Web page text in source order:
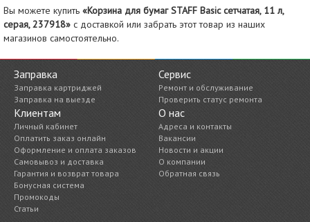
Вы можете купить «Корзина для бумаг STAFF Basic сетчатая, 11 л,
серая, 237918» с доставкой или забрать этот товар из наших
магазинов самостоятельно.
Заправка
Заправка картриджей
Заправка на выезде
Сервис
Ремонт и обслуживание
Проверить статус ремонта
Клиентам
Личный кабинет
Оплатить заказ онлайн
Оформление и оплата заказов
Самовывоз и доставка
Гарантия и возврат товара
Бонусная система
Промокоды
Статьи
О нас
Адреса и контакты
Вакансии
Новости и акции
О компании
Обратная связь